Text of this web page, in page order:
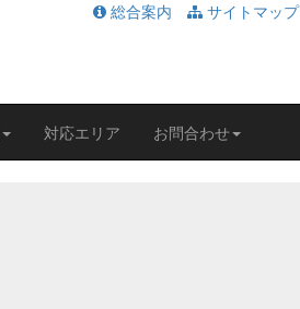
総合案内 サイトマップ
対応エリア お問合わせ